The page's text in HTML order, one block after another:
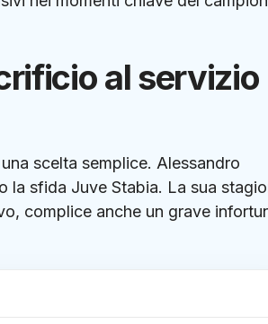
al servizio
scelta semplice. Alessandro
la sfida Juve Stabia. La sua
complice anche un grave